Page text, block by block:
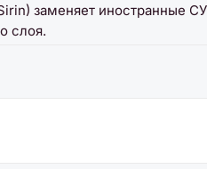
заменяет иностранные
слоя.